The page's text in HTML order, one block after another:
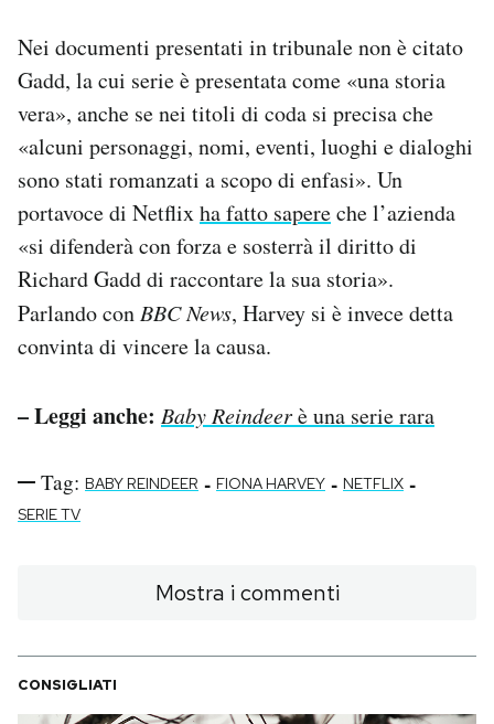
Nei documenti presentati in tribunale non è citato
Gadd, la cui serie è presentata come «una storia
vera», anche se nei titoli di coda si precisa che
«alcuni personaggi, nomi, eventi, luoghi e dialoghi
sono stati romanzati a scopo di enfasi». Un
portavoce di Netflixha fatto sapereche l’azienda
«si difenderà con forza e sosterrà il diritto di
Richard Gadd di raccontare la sua storia».
Parlando con BBC News, Harvey si è invece detta
convinta di vincere la causa.
– Leggi anche: Baby Reindeerè una serie rara
Tag: BABY REINDEER - FIONA HARVEY - NETFLIX -
SERIE TV
Mostra i commenti
CONSIGLIATI